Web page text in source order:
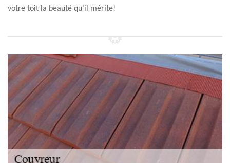
votre toit la beauté qu'il mérite!